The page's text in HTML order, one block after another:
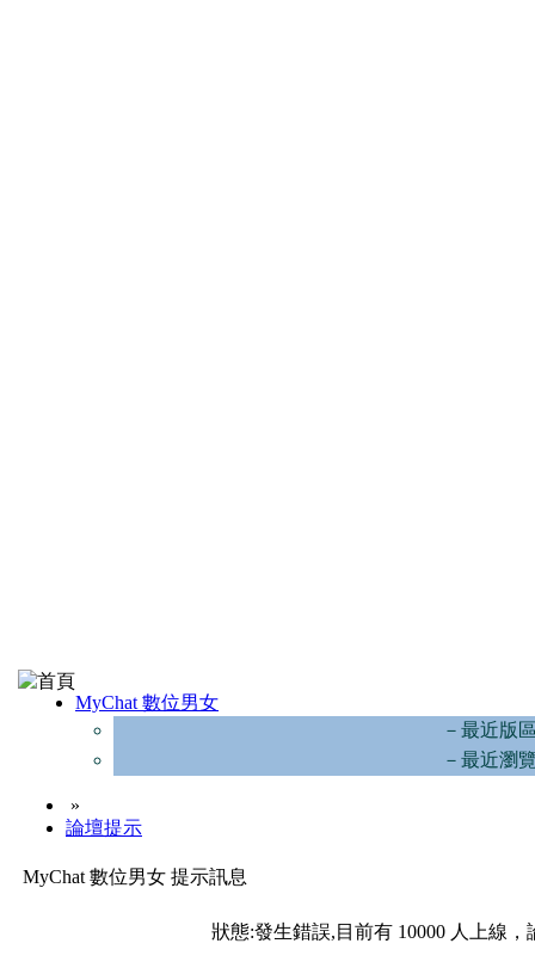
MyChat 數位男女
－最近版
－最近瀏
»
論壇提示
MyChat 數位男女 提示訊息
狀態:發生錯誤,目前有 10000 人上線